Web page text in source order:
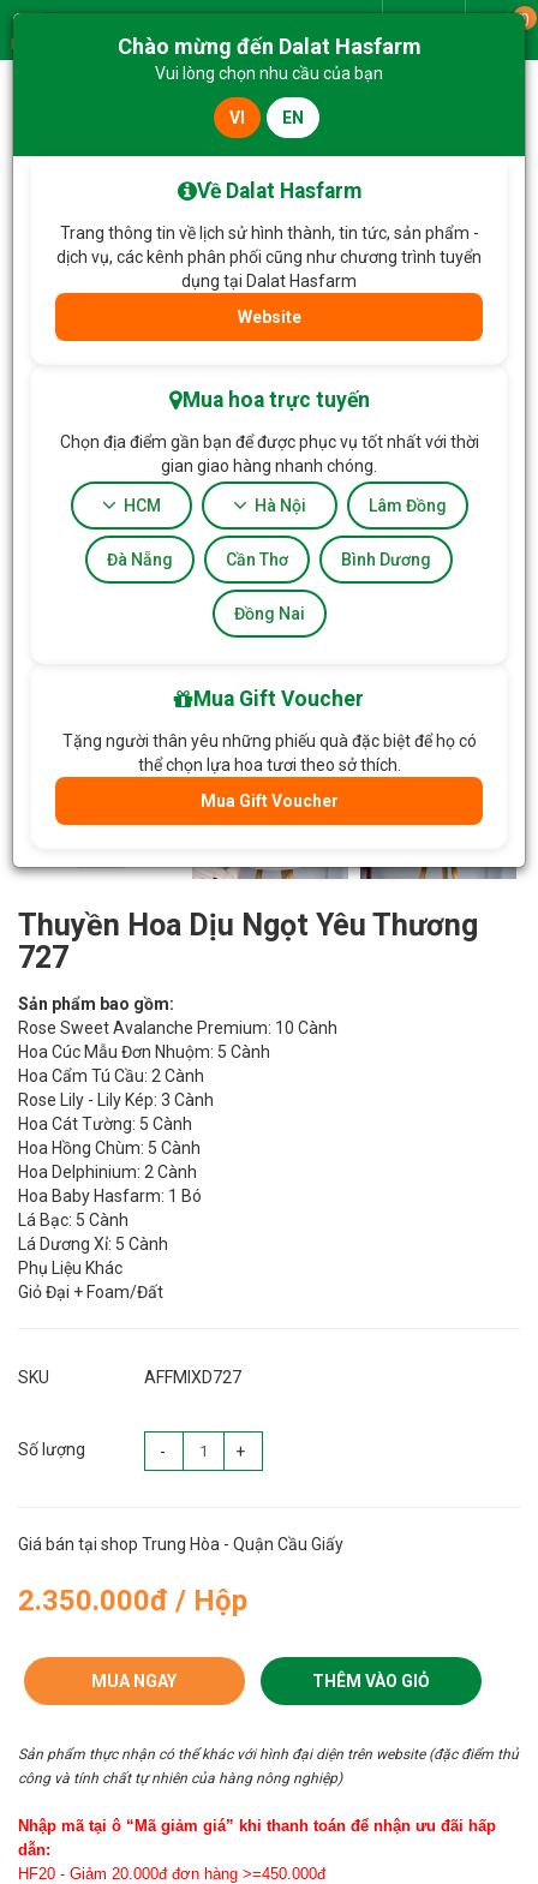
Menu
0
Hoa Tặng & Hoa Dịch Vụ
Thuyền Hoa Dịu Ngọt Yêu Thương
727
Sản phẩm bao gồm:
Rose Sweet Avalanche Premium: 10 Cành
Hoa Cúc Mẫu Đơn Nhuộm: 5 Cành
Hoa Cẩm Tú Cầu: 2 Cành
Rose Lily - Lily Kép: 3 Cành
Hoa Cát Tường: 5 Cành
Hoa Hồng Chùm: 5 Cành
Hoa Delphinium: 2 Cành
Hoa Baby Hasfarm: 1 Bó
Lá Bạc: 5 Cành
Lá Dương Xỉ: 5 Cành
Phụ Liệu Khác
Giỏ Đại + Foam/Đất
SKU AFFMIXD727
Số lượng - +
Giá bán tại shop Trung Hòa - Quận Cầu Giấy
2.350.000đ / Hộp
MUA NGAY THÊM VÀO GIỎ
Sản phẩm thực nhận có thể khác với hình đại diện trên website (đặc điểm thủ
công và tính chất tự nhiên của hàng nông nghiệp)
Nhập mã tại ô “Mã giảm giá” khi thanh toán để nhận ưu đãi hấp
dẫn:
HF20 - Giảm 20.000đ đơn hàng >=450.000đ
Chào mừng đến Dalat Hasfarm
Vui lòng chọn nhu cầu của bạn
VI EN
Về Dalat Hasfarm
Trang thông tin về lịch sử hình thành, tin tức, sản phẩm -
dịch vụ, các kênh phân phối cũng như chương trình tuyển
dụng tại Dalat Hasfarm
Website
Mua hoa trực tuyến
Chọn địa điểm gần bạn để được phục vụ tốt nhất với thời
gian giao hàng nhanh chóng.
HCM Hà Nội Lâm Đồng
Đà Nẵng Cần Thơ Bình Dương
Đồng Nai
Mua Gift Voucher
Tặng người thân yêu những phiếu quà đặc biệt để họ có
thể chọn lựa hoa tươi theo sở thích.
Mua Gift Voucher